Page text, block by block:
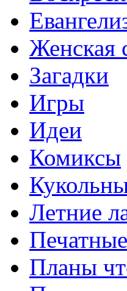
Женская
Загадки
Игры
Идеи
Комиксы
Летние
Планы